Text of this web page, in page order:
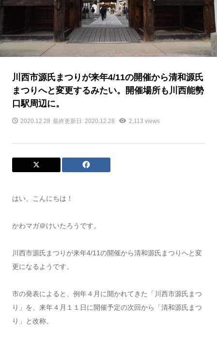
川西市源氏まつりが来年4/11の開催から清和源氏
まつりへと変更するみたい。開催場所も川西能勢
口駅周辺に。
2020.12.28 最終更新日: 2020.12.28 2,113 views
はい、こんにちは！
かわマガ＠けいたろうです。
川西市源氏まつりが来年4/11の開催から清和源氏まつりへと変
更になるようです。
市の発表によると、例年４月に開かれてきた「川西市源氏まつ
り」を、来年４月１１日に開催予定の次回から「清和源氏まつ
り」と改称。